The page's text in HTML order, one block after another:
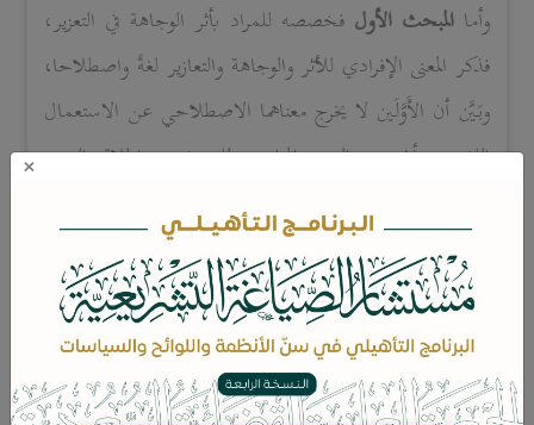
وأماالمبحث الأول فخصصه للمراد بأثر الوجاهة في التعزير،
فذكر المعنى الإفرادي للأثر والوجاهة والتعازير لغةً واصطلاحا،
وبَيَّن أن الأَوَّلَين لا يخرج معناهما الاصطلاحي عن الاستعمال
اللغوي، وأن معنى التعزير المناسب للبحث هو إطلاق التعزير
ثم ذكر المعنى الإضافي لأثر الوجاهة في التعزير، وهو الأحكام
الفقهية المترتبة على وجود الوجاهة عند ثبوت التعزير
واستحقاقه، سواء كان هذا الاستحقاق على ذي الوجاهة
نفسه، أو على غيره عند شفاعة ذي الوجاهة له.
×